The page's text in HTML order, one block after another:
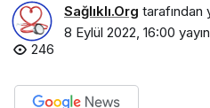
Sağlıklı.Org tarafından
8 Eylül 2022, 16:00
246